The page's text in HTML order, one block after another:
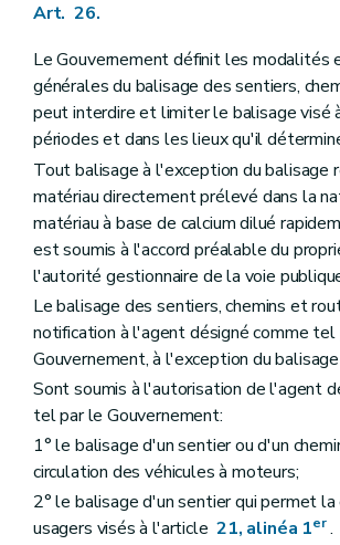
Art. 26.
Le Gouvernement définit les modalités
générales du balisage des sentiers,
peut interdire et limiter le balisage visé
périodes et dans les lieux qu'il
Tout balisage à l'exception du balisage
matériau directement prélevé dans la
matériau à base de calcium dilué
est soumis à l'accord préalable du
l'autorité gestionnaire de la voie
Le balisage des sentiers, chemins et
notification à l'agent désigné comme tel
Gouvernement, à l'exception du
Sont soumis à l'autorisation de l'agent
tel par le Gouvernement:
1° le balisage d'un sentier ou d'un
circulation des véhicules à moteurs;
2° le balisage d'un sentier qui permet la
usagers visés à l'article21, alinéa 1er.